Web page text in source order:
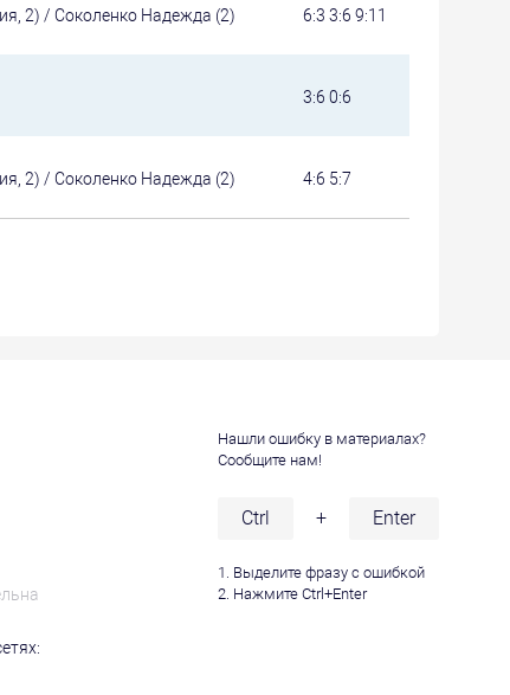
2) / Соколенко Надежда (2) 6:3 3:6 9:11
3:6 0:6
2) / Соколенко Надежда (2) 4:6 5:7
Нашли ошибку в материалах?
Сообщите нам!
Ctrl + Enter
1. Выделите фразу с ошибкой
2. Нажмите Ctrl+Enter